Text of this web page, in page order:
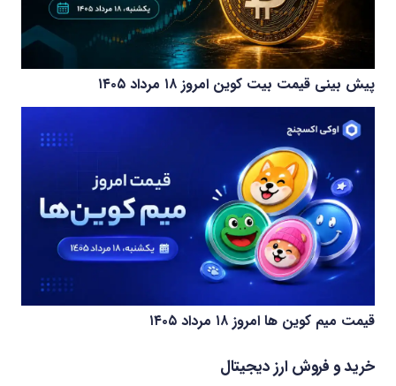
پیش بینی قیمت بیت کوین امروز ۱۸ مرداد ۱۴۰۵
قیمت میم کوین‌ ها امروز ۱۸ مرداد ۱۴۰۵
خرید و فروش ارز دیجیتال